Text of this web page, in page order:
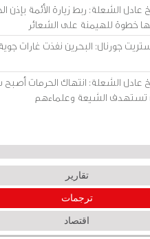
عادل الشعلة: ربط زيارة الأئمة بإذن
خطوة للهيمنة على الشعائر
جورنال: البحرين نفذت غارات
عادل الشعلة: انتهاك الحرمات
تستهدف الشيعة وعلماءهم
تقارير
ترجمات
اقتصاد